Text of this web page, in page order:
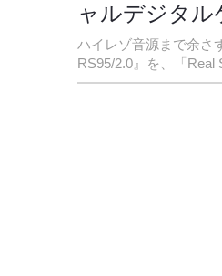
ャルデジタル
ハイレゾ音源まで余さ
RS95/2.0』を、「Real